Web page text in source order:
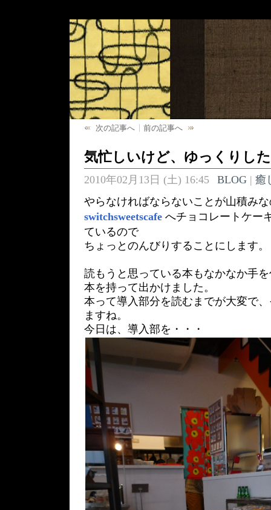
次の記事へ 前の記事へ
気忙しいけど、ゆっくりし
2010年02月13日 (土) 16:45 BLOG| 癒
やらなければならないことが山積み
switchsweetscafe へチョコレートケー
ているので
ちょっとのんびりすることにします。
読もうと思っている本もなかなか手
本を持って出かけました。
本って導入部分を読むまでが大変で
ますね。
今日は、導入部を・・・